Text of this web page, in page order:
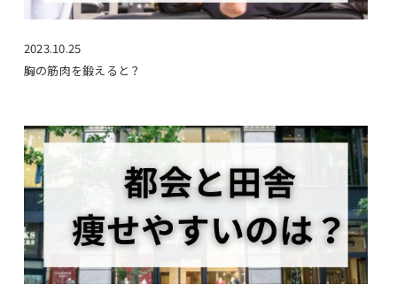
2023.10.25
胸の筋肉を鍛えると？